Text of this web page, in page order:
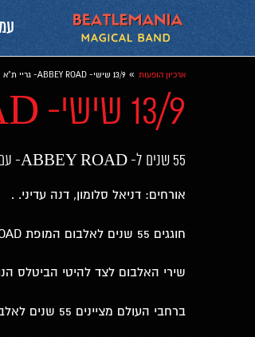
ארכיון הופעות » 13/9 שישי- ABBEY ROAD- גריי ת"א
13/9 שישי- ABBEY ROAD- גריי ת"א
55 שנים ל- ABBEY ROAD- עם אורחים וחברים
אורחים: דניאל סלומון, דנה עדיני. .
חוגגים 55 שנים לאלבום המופת ABBEY ROAD. .
שירי האלבום לצד להיטי הביטלס
ברחבי העולם מציינים 55 שנים לאלבום המופת Abbey Road